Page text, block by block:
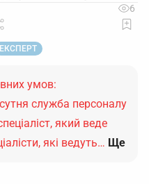
6
ЕКСПЕРТ
умов:
служба персоналу
який веде
які ведуть… Ще